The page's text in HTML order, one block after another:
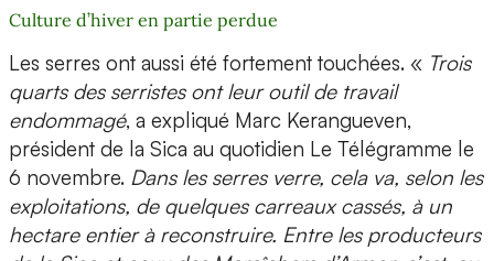
Culture d’hiver en partie perdue
Les serres ont aussi été fortement touchées. « Trois
quarts des serristes ont leur outil de travail
endommagé, a expliqué Marc Kerangueven,
président de la Sica au quotidien Le Télégramme le
6 novembre. Dans les serres verre, cela va, selon les
exploitations, de quelques carreaux cassés, à un
hectare entier à reconstruire. Entre les producteurs